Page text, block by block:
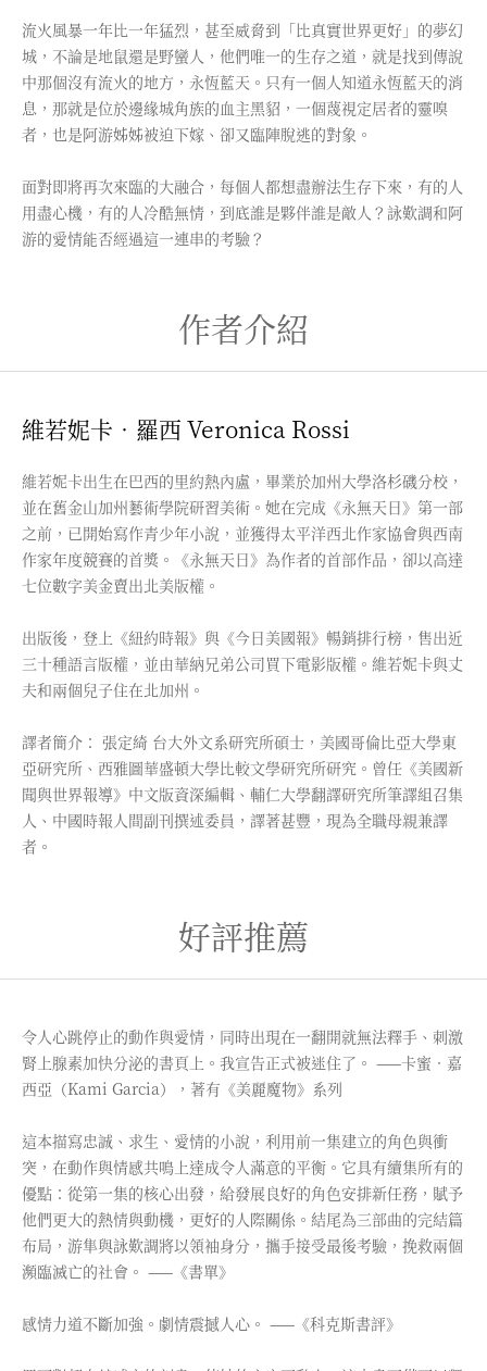
流火風暴一年比一年猛烈，甚至威脅到「比真實世界更好」的夢幻
城，不論是地鼠還是野蠻人，他們唯一的生存之道，就是找到傳說
中那個沒有流火的地方，永恆藍天。只有一個人知道永恆藍天的消
息，那就是位於邊緣城角族的血主黑貂，一個蔑視定居者的靈嗅
者，也是阿游姊姊被迫下嫁、卻又臨陣脫逃的對象。
面對即將再次來臨的大融合，每個人都想盡辦法生存下來，有的人
用盡心機，有的人冷酷無情，到底誰是夥伴誰是敵人？詠歎調和阿
游的愛情能否經過這一連串的考驗？
作者介紹
維若妮卡‧羅西 Veronica Rossi
維若妮卡出生在巴西的里約熱內盧，畢業於加州大學洛杉磯分校，
並在舊金山加州藝術學院研習美術。她在完成《永無天日》第一部
之前，已開始寫作青少年小說，並獲得太平洋西北作家協會與西南
作家年度競賽的首獎。《永無天日》為作者的首部作品，卻以高達
七位數字美金賣出北美版權。
出版後，登上《紐約時報》與《今日美國報》暢銷排行榜，售出近
三十種語言版權，並由華納兄弟公司買下電影版權。維若妮卡與丈
夫和兩個兒子住在北加州。
譯者簡介： 張定綺 台大外文系研究所碩士，美國哥倫比亞大學東
亞研究所、西雅圖華盛頓大學比較文學研究所研究。曾任《美國新
聞與世界報導》中文版資深編輯、輔仁大學翻譯研究所筆譯組召集
人、中國時報人間副刊撰述委員，譯著甚豐，現為全職母親兼譯
者。
好評推薦
令人心跳停止的動作與愛情，同時出現在一翻開就無法釋手、刺激
腎上腺素加快分泌的書頁上。我宣告正式被迷住了。 ——卡蜜．嘉
西亞（Kami Garcia），著有《美麗魔物》系列
這本描寫忠誠、求生、愛情的小說，利用前一集建立的角色與衝
突，在動作與情感共鳴上達成令人滿意的平衡。它具有續集所有的
優點：從第一集的核心出發，給發展良好的角色安排新任務，賦予
他們更大的熱情與動機，更好的人際關係。結尾為三部曲的完結篇
布局，游隼與詠歎調將以領袖身分，攜手接受最後考驗，挽救兩個
瀕臨滅亡的社會。 ——《書單》
感情力道不斷加強。劇情震撼人心。 ——《科克斯書評》